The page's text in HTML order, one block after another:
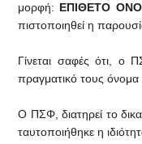
μορφή: ΕΠΙΘΕΤΟ
πιστοποιηθεί η
Γίνεται σαφές ότι, ο
πραγματικό τους
Ο ΠΣΦ, διατηρεί το
ταυτοποιήθηκε η